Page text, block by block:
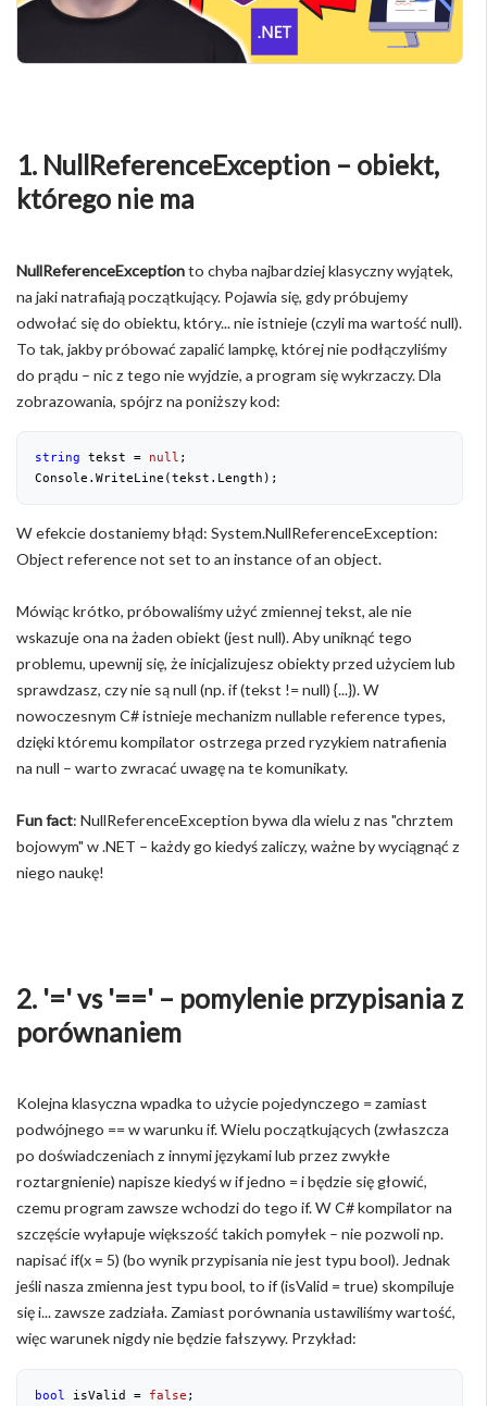
1. NullReferenceException – obiekt,
którego nie ma
NullReferenceExceptionto chyba najbardziej klasyczny wyjątek,
na jaki natrafiają początkujący. Pojawia się, gdy próbujemy
odwołać się do obiektu, który... nie istnieje (czyli ma wartość null).
To tak, jakby próbować zapalić lampkę, której nie podłączyliśmy
do prądu – nic z tego nie wyjdzie, a program się wykrzaczy. Dla
zobrazowania, spójrz na poniższy kod:
string tekst = null ;
Console.WriteLine(tekst.Length);
W efekcie dostaniemy błąd: System.NullReferenceException:
Object reference not set to an instance of an object.
Mówiąc krótko, próbowaliśmy użyć zmiennej tekst, ale nie
wskazuje ona na żaden obiekt (jest null). Aby uniknąć tego
problemu, upewnij się, że inicjalizujesz obiekty przed użyciem lub
sprawdzasz, czy nie są null (np. if (tekst != null) {...}). W
nowoczesnym C# istnieje mechanizm nullable reference types,
dzięki któremu kompilator ostrzega przed ryzykiem natrafienia
na null – warto zwracać uwagę na te komunikaty.
Fun fact: NullReferenceException bywa dla wielu z nas "chrztem
bojowym" w .NET – każdy go kiedyś zaliczy, ważne by wyciągnąć z
niego naukę!
2. '=' vs '==' – pomylenie przypisania z
porównaniem
Kolejna klasyczna wpadka to użycie pojedynczego = zamiast
podwójnego == w warunku if. Wielu początkujących (zwłaszcza
po doświadczeniach z innymi językami lub przez zwykłe
roztargnienie) napisze kiedyś w if jedno = i będzie się głowić,
czemu program zawsze wchodzi do tego if. W C# kompilator na
szczęście wyłapuje większość takich pomyłek – nie pozwoli np.
napisać if(x = 5) (bo wynik przypisania nie jest typu bool). Jednak
jeśli nasza zmienna jest typu bool, to if (isValid = true) skompiluje
się i... zawsze zadziała. Zamiast porównania ustawiliśmy wartość,
więc warunek nigdy nie będzie fałszywy. Przykład:
bool isValid = false ;